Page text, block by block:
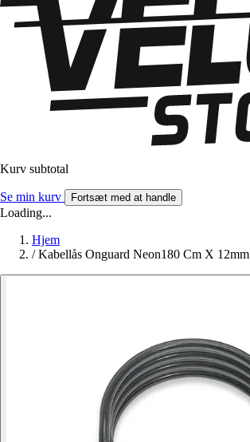
Kurv subtotal
Se min kurv Fortsæt med at handle
Loading...
Hjem
/ Kabellås Onguard Neon180 Cm X 12mm